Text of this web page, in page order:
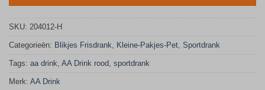
SKU: 204012-H
Categorieën: Blikjes Frisdrank, Kleine-Pakjes-Pet, Sportdrank
Tags: aa drink, AA Drink rood, sportdrank
Merk: AA Drink